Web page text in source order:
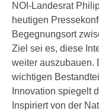
NOI-Landesrat
heutigen
Begegnungsort
Ziel sei es, diese
weiter auszubauen.
wichtigen
Innovation spiegelt
Inspiriert von der